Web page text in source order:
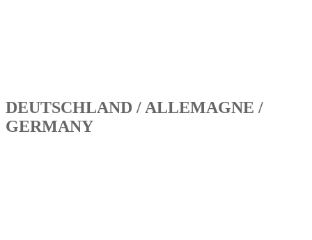
DEUTSCHLAND / ALLEMAGNE /
GERMANY